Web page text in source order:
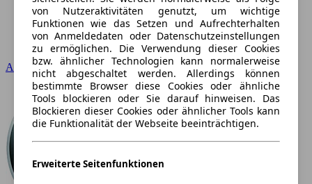
Audi
von Nutzeraktivitäten genutzt, um wichtige
Funktionen wie das Setzen und Aufrechterhalten
von Anmeldedaten oder Datenschutzeinstellungen
zu ermöglichen. Die Verwendung dieser Cookies
bzw. ähnlicher Technologien kann normalerweise
nicht abgeschaltet werden. Allerdings können
bestimmte Browser diese Cookies oder ähnliche
Tools blockieren oder Sie darauf hinweisen. Das
Blockieren dieser Cookies oder ähnlicher Tools kann
die Funktionalität der Webseite beeinträchtigen.
Erweiterte Seitenfunktionen